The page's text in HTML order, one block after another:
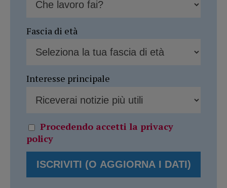
Fascia di età
Interesse principale
Procedendo accetti la privacy
policy